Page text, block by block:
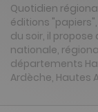
Quotidien
éditions
du soir, il
nationale,
départements
Ardèche, Hautes